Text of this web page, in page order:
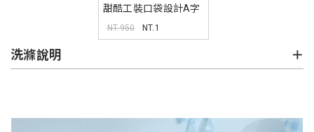
甜酷工裝口袋設計A字
短裙
NT.950 NT.1
洗滌說明